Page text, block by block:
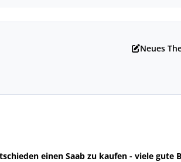
Neues
einen Saab zu kaufen - viele gute